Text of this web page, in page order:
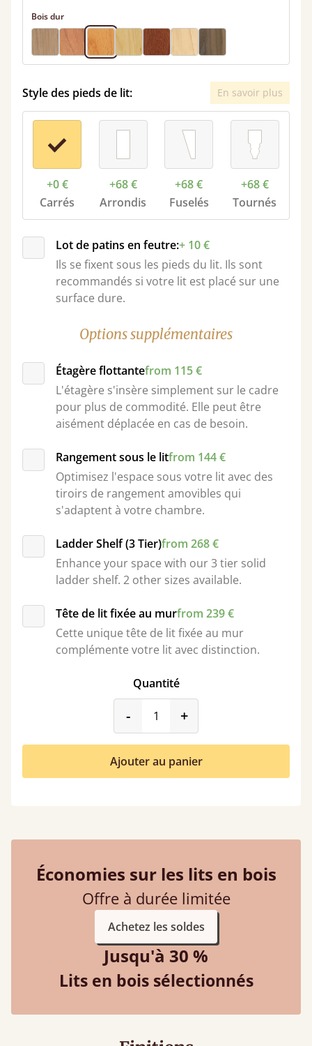
Bois dur
Style des pieds de lit: En savoir plus
+0 €
Carrés
+68 €
Arrondis
+68 €
Fuselés
+68 €
Tournés
Lot de patins en feutre:+ 10 €
Ils se fixent sous les pieds du lit. Ils sont
recommandés si votre lit est placé sur une
surface dure.
Options supplémentaires
Étagère flottantefrom 115 €
L'étagère s'insère simplement sur le cadre
pour plus de commodité. Elle peut être
aisément déplacée en cas de besoin.
Rangement sous le litfrom 144 €
Optimisez l'espace sous votre lit avec des
tiroirs de rangement amovibles qui
s'adaptent à votre chambre.
Ladder Shelf (3 Tier)from 268 €
Enhance your space with our 3 tier solid
ladder shelf. 2 other sizes available.
Tête de lit fixée au murfrom 239 €
Cette unique tête de lit fixée au mur
complémente votre lit avec distinction.
Quantité
-product_form.decrease
+
Ajouter au panier
Économies sur les lits en bois
Offre à durée limitée
Achetez les soldes
Jusqu'à 30 %
Lits en bois sélectionnés